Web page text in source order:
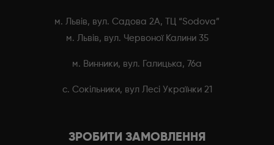
м. Львів, вул. Садова 2А, ТЦ “Sodova”
м. Львів, вул. Червоної Калини 35
м. Винники, вул. Галицька, 76а
с. Сокільники, вул Лесі Українки 21
ЗРОБИТИ ЗАМОВЛЕННЯ